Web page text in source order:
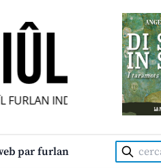
INDIPENDENT •
par furlan Cerca: